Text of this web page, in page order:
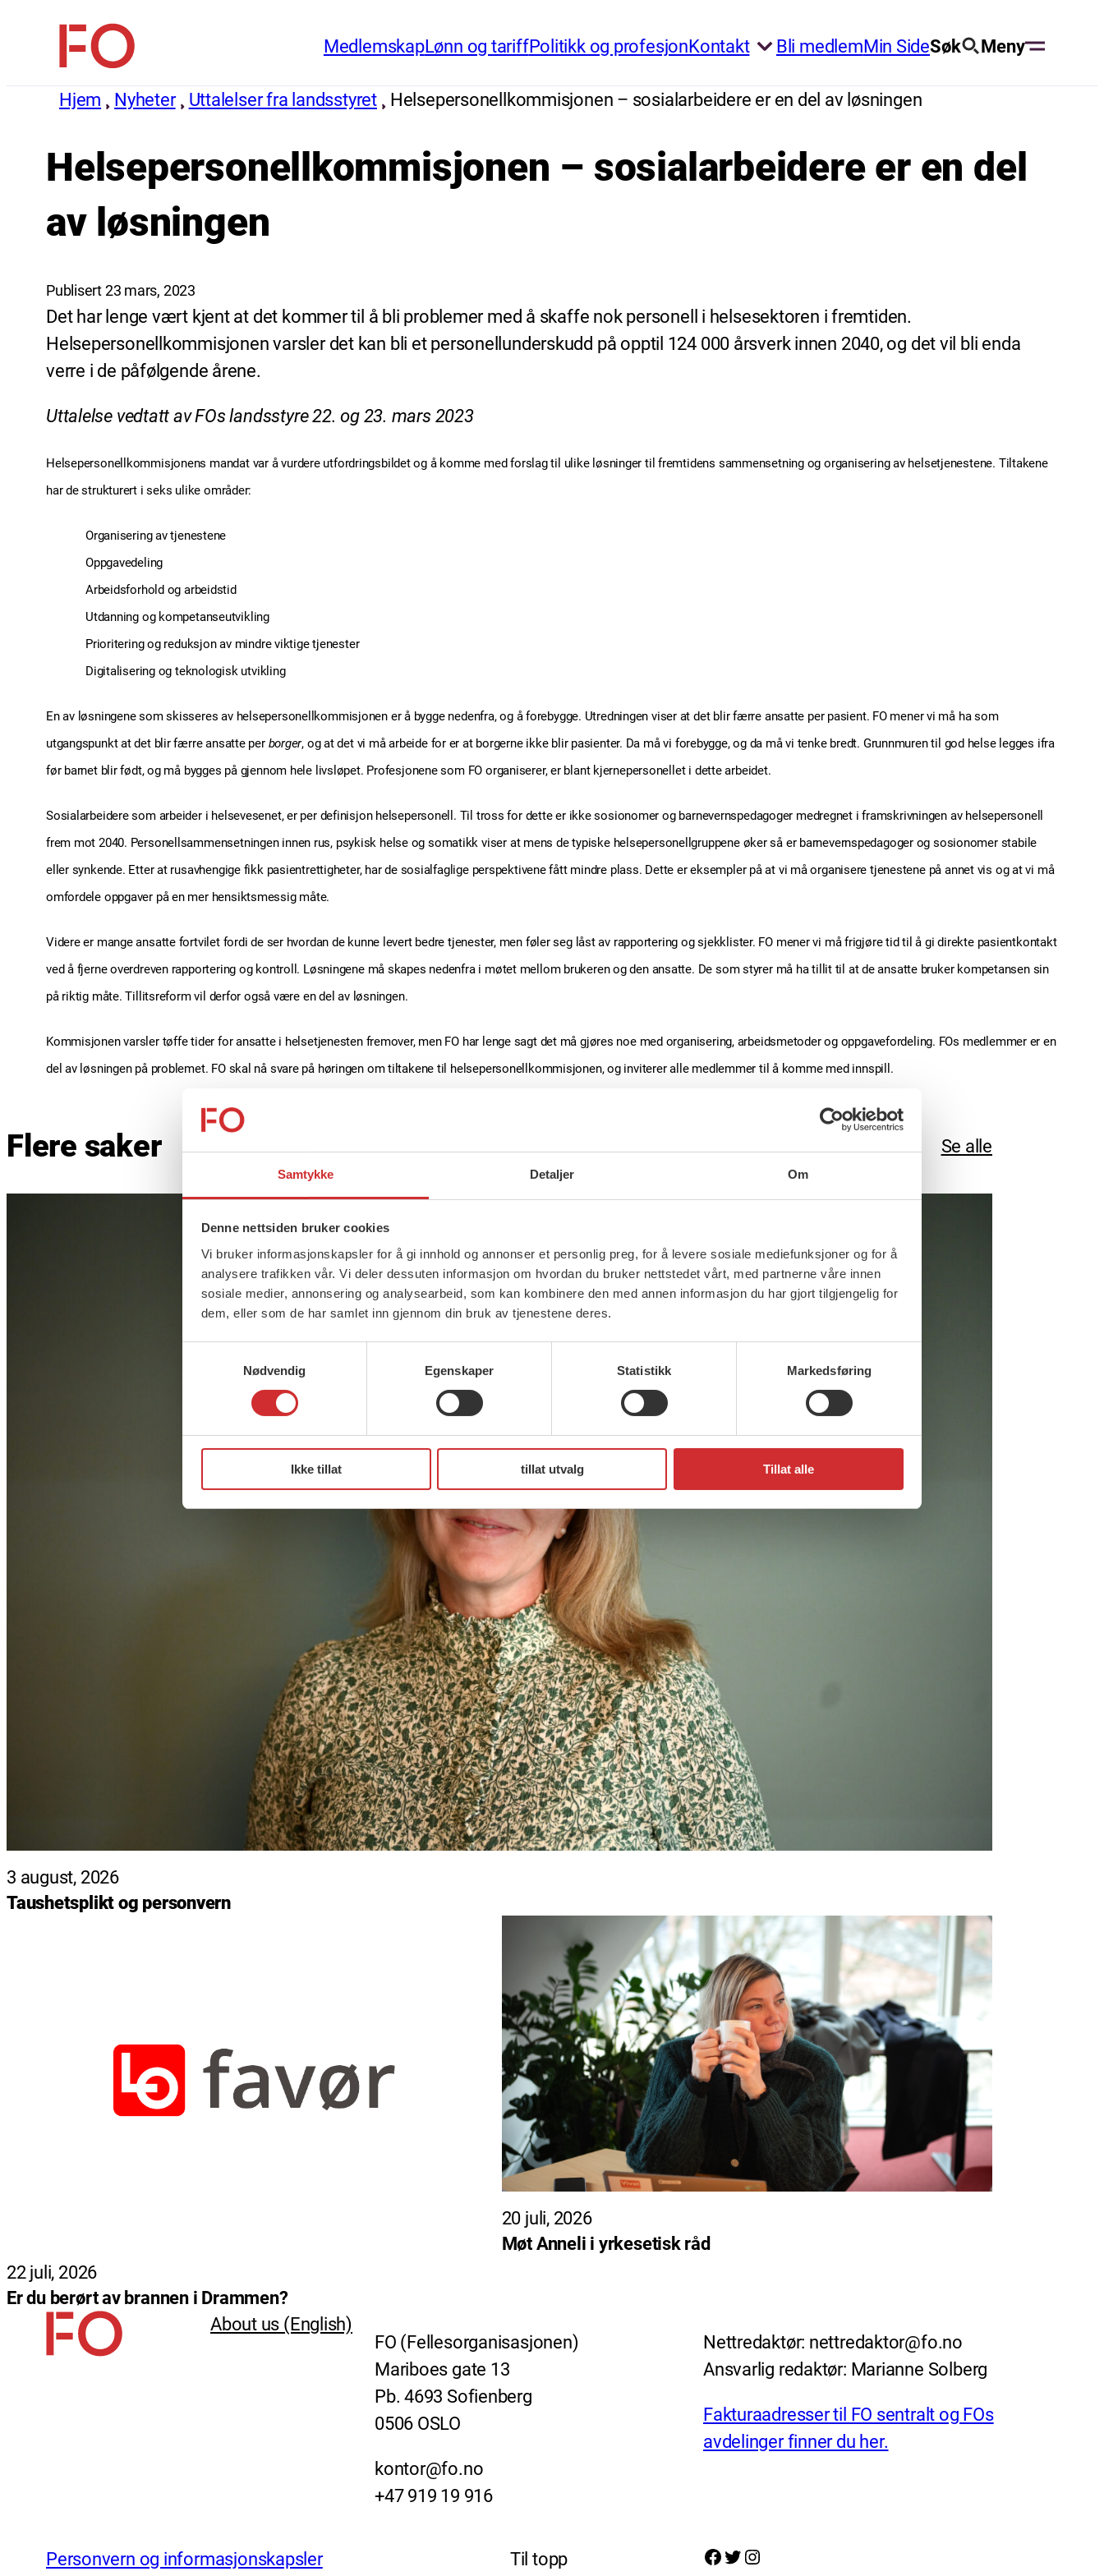
Samtykke Detaljer Om
Denne nettsiden bruker cookies
Vi bruker informasjonskapsler for å gi innhold og annonser et personlig preg, for å levere sosiale mediefunksjoner og for å
analysere trafikken vår. Vi deler dessuten informasjon om hvordan du bruker nettstedet vårt, med partnerne våre innen
sosiale medier, annonsering og analysearbeid, som kan kombinere den med annen informasjon du har gjort tilgjengelig for
dem, eller som de har samlet inn gjennom din bruk av tjenestene deres.
Nødvendig
Egenskaper Statistikk Markedsføring
Ikke tillat tillat utvalg Tillat alle
innholdFO
(Fellesorganisasjonen)
MedlemskapLønn og tariffPolitikk og profesjonKontakt Bli medlemMin SideSøk Meny
Hjem Nyheter Uttalelser fra landsstyret Helsepersonellkommisjonen – sosialarbeidere er en del av løsningen
Helsepersonellkommisjonen – sosialarbeidere er en del
av løsningen
Publisert 23 mars, 2023
Det har lenge vært kjent at det kommer til å bli problemer med å skaffe nok personell i helsesektoren i fremtiden.
Helsepersonellkommisjonen varsler det kan bli et personellunderskudd på opptil 124 000 årsverk innen 2040, og det vil bli enda
verre i de påfølgende årene.
Uttalelse vedtatt av FOs landsstyre 22. og 23. mars 2023
Helsepersonellkommisjonens mandat var å vurdere utfordringsbildet og å komme med forslag til ulike løsninger til fremtidens sammensetning og organisering av helsetjenestene. Tiltakene
har de strukturert i seks ulike områder:
Organisering av tjenestene
Oppgavedeling
Arbeidsforhold og arbeidstid
Utdanning og kompetanseutvikling
Prioritering og reduksjon av mindre viktige tjenester
Digitalisering og teknologisk utvikling
En av løsningene som skisseres av helsepersonellkommisjonen er å bygge nedenfra, og å forebygge. Utredningen viser at det blir færre ansatte per pasient. FO mener vi må ha som
utgangspunkt at det blir færre ansatte per borger, og at det vi må arbeide for er at borgerne ikke blir pasienter. Da må vi forebygge, og da må vi tenke bredt. Grunnmuren til god helse legges ifra
før barnet blir født, og må bygges på gjennom hele livsløpet. Profesjonene som FO organiserer, er blant kjernepersonellet i dette arbeidet.
Sosialarbeidere som arbeider i helsevesenet, er per definisjon helsepersonell. Til tross for dette er ikke sosionomer og barnevernspedagoger medregnet i framskrivningen av helsepersonell
frem mot 2040. Personellsammensetningen innen rus, psykisk helse og somatikk viser at mens de typiske helsepersonellgruppene øker så er barnevernspedagoger og sosionomer stabile
eller synkende. Etter at rusavhengige fikk pasientrettigheter, har de sosialfaglige perspektivene fått mindre plass. Dette er eksempler på at vi må organisere tjenestene på annet vis og at vi må
omfordele oppgaver på en mer hensiktsmessig måte.
Videre er mange ansatte fortvilet fordi de ser hvordan de kunne levert bedre tjenester, men føler seg låst av rapportering og sjekklister. FO mener vi må frigjøre tid til å gi direkte pasientkontakt
ved å fjerne overdreven rapportering og kontroll. Løsningene må skapes nedenfra i møtet mellom brukeren og den ansatte. De som styrer må ha tillit til at de ansatte bruker kompetansen sin
på riktig måte. Tillitsreform vil derfor også være en del av løsningen.
Kommisjonen varsler tøffe tider for ansatte i helsetjenesten fremover, men FO har lenge sagt det må gjøres noe med organisering, arbeidsmetoder og oppgavefordeling. FOs medlemmer er en
del av løsningen på problemet. FO skal nå svare på høringen om tiltakene til helsepersonellkommisjonen, og inviterer alle medlemmer til å komme med innspill.
Flere saker Se alle
3 august, 2026
Taushetsplikt og personvern
22 juli, 2026
Er du berørt av brannen i Drammen?
20 juli, 2026
Møt Anneli i yrkesetisk råd
About us (English)
FO (Fellesorganisasjonen)
Mariboes gate 13
Pb. 4693 Sofienberg
0506 OSLO
kontor@fo.no
+47 919 19 916
Nettredaktør: nettredaktor@fo.no
Ansvarlig redaktør: Marianne Solberg
Fakturaadresser til FO sentralt og FOs
avdelinger finner du her.
Personvern og informasjonskapsler Til topp Facebook Twitter Instagram